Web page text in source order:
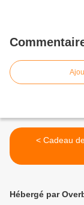
< Cadeau
Hébergé par